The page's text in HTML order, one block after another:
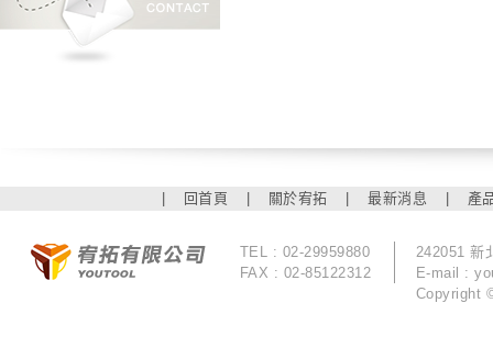
回首頁 關於宥拓 最新消息 產
TEL : 02-29959880
FAX : 02-85122312
242051 新
E-mail :
Copyright